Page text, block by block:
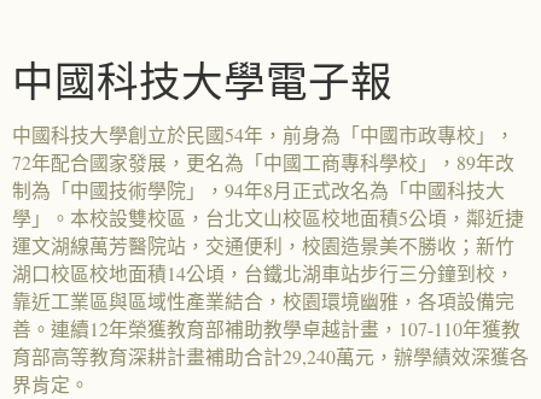
中國科技大學電子報
中國科技大學創立於民國54年，前身為「中國市政專校」，
72年配合國家發展，更名為「中國工商專科學校」，89年改
制為「中國技術學院」，94年8月正式改名為「中國科技大
學」。本校設雙校區，台北文山校區校地面積5公頃，鄰近捷
運文湖線萬芳醫院站，交通便利，校園造景美不勝收；新竹
湖口校區校地面積14公頃，台鐵北湖車站步行三分鐘到校，
靠近工業區與區域性產業結合，校園環境幽雅，各項設備完
善。連續12年榮獲教育部補助教學卓越計畫，107-110年獲教
育部高等教育深耕計畫補助合計29,240萬元，辦學績效深獲各
界肯定。